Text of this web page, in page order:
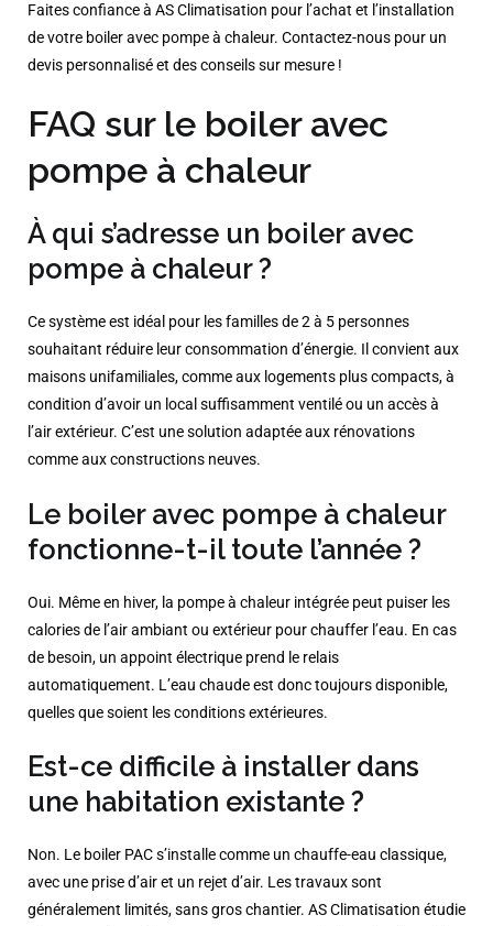
Faites confiance à AS Climatisation pour l’achat et l’installation
de votre boiler avec pompe à chaleur. Contactez-nous pour un
devis personnalisé et des conseils sur mesure !
FAQ sur le boiler avec
pompe à chaleur
À qui s’adresse un boiler avec
pompe à chaleur ?
Ce système est idéal pour les familles de 2 à 5 personnes
souhaitant réduire leur consommation d’énergie. Il convient aux
maisons unifamiliales, comme aux logements plus compacts, à
condition d’avoir un local suffisamment ventilé ou un accès à
l’air extérieur. C’est une solution adaptée aux rénovations
comme aux constructions neuves.
Le boiler avec pompe à chaleur
fonctionne-t-il toute l’année ?
Oui. Même en hiver, la pompe à chaleur intégrée peut puiser les
calories de l’air ambiant ou extérieur pour chauffer l’eau. En cas
de besoin, un appoint électrique prend le relais
automatiquement. L’eau chaude est donc toujours disponible,
quelles que soient les conditions extérieures.
Est-ce difficile à installer dans
une habitation existante ?
Non. Le boiler PAC s’installe comme un chauffe-eau classique,
avec une prise d’air et un rejet d’air. Les travaux sont
généralement limités, sans gros chantier. AS Climatisation étudie